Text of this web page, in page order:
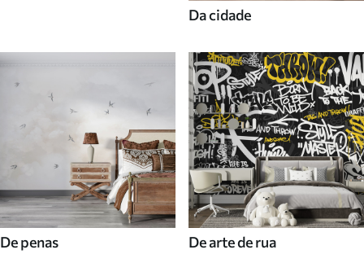
Da cidade
De penas De arte de rua